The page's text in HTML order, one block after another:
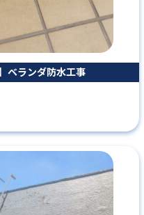
ベランダ防水工事